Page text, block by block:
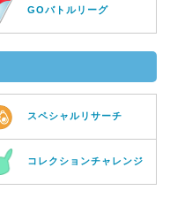
GOバトルリーグ
スペシャルリサーチ
コレクションチャレンジ